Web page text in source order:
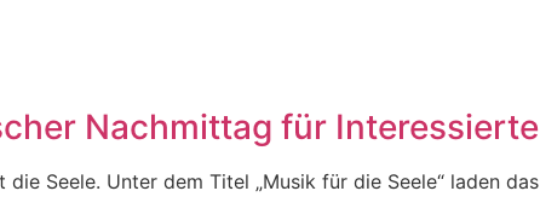
Nachmittag für Interessierte
Seele. Unter dem Titel „Musik für die Seele“ laden